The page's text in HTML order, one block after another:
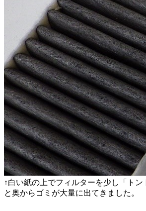
↑白い紙の上でフィルターを少し「ト
と奥からゴミが大量に出てきました。